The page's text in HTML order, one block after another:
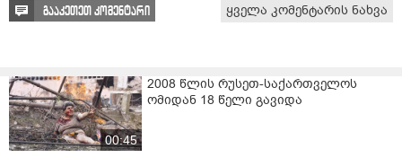
გააკეთეთ კომენტარი ყველა კომენტარის ნახვა
00:45
2008 წლის რუსეთ-საქართველოს
ომიდან 18 წელი გავიდა